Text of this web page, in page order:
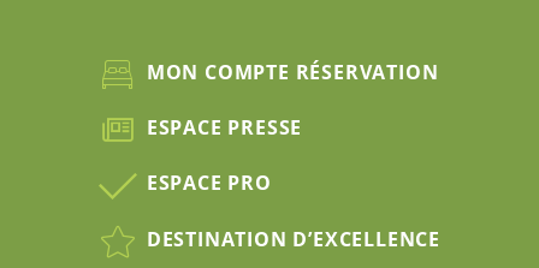
MON COMPTE RÉSERVATION
ESPACE PRESSE
ESPACE PRO
DESTINATION D’EXCELLENCE